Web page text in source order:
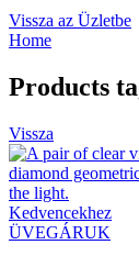
Vissza az Üzletbe
Home
Products
Vissza
Kedvencekhez
ÜVEGÁRUK